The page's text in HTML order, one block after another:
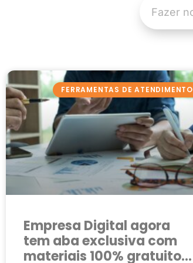
FERRAMENTAS DE ATENDIMENTO
Empresa Digital agora
tem aba exclusiva com
materiais 100% gratuitos